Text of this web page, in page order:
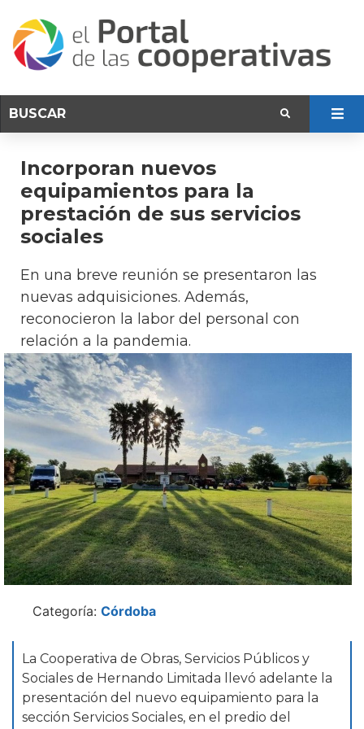
Incorporan nuevos
equipamientos para la
prestación de sus servicios
sociales
En una breve reunión se presentaron las
nuevas adquisiciones. Además,
reconocieron la labor del personal con
relación a la pandemia.
Categoría: Córdoba
La Cooperativa de Obras, Servicios Públicos y
Sociales de Hernando Limitada llevó adelante la
presentación del nuevo equipamiento para la
sección Servicios Sociales, en el predio del